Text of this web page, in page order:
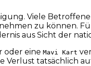
Viele
zu können.
aus Sicht der
oder eine Mavi Kart
Verlust tatsächlich